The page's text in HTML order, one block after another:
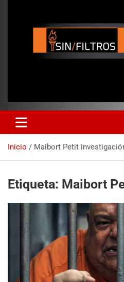
Inicio Maibort Petit
Etiqueta: Maibort